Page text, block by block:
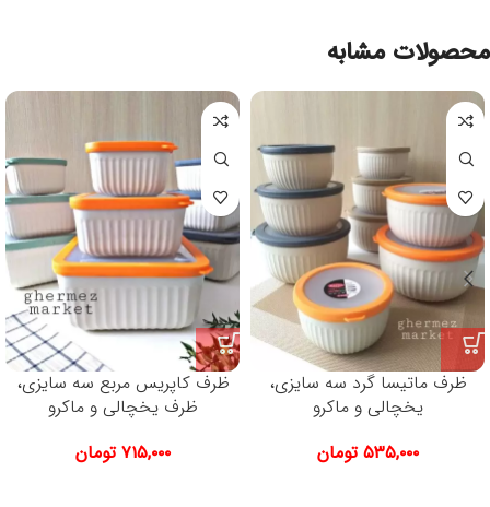
محصولات مشابه
ظرف ماتیسا گرد سه سایزی،
یخچالی و ماکرو
۵۳۵,۰۰۰ تومان
ظرف کاپریس مربع سه سایزی،
ظرف یخچالی و ماکرو
۷۱۵,۰۰۰ تومان